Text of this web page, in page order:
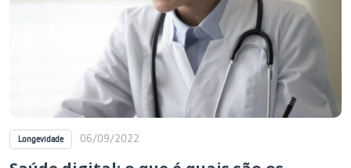
Longevidade 06/09/2022